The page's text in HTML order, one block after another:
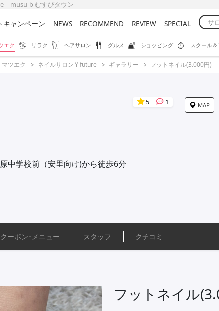
| musu-b むすびタウン
キャンペーン NEWS RECOMMEND REVIEW SPECIAL
エク リラク ヘアサロン グルメ ショッピング スクール
ツエク ネイルサロン Y future ギャラリー フットネイル(3.000円)
5 1 MAP
中学校前（安里向け)から徒歩6分
クーポン･ メニュー スタッフ クチコミ
フットネイル